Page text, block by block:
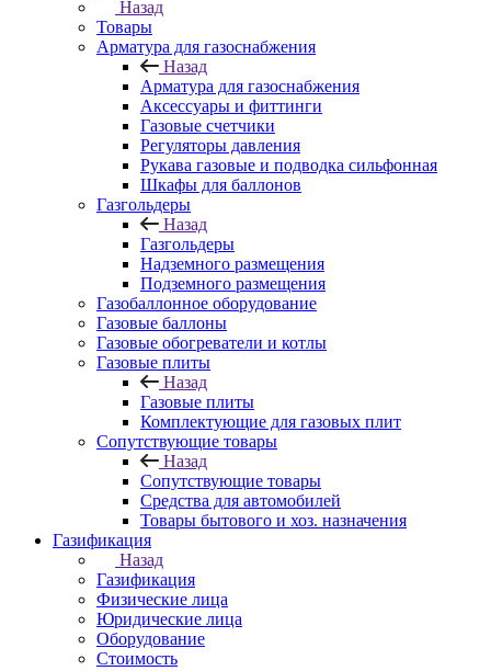
Назад
Товары
Арматура для газоснабжения
Назад
Арматура для газоснабжения
Аксессуары и фиттинги
Газовые счетчики
Регуляторы давления
Рукава газовые и подводка сильфонная
Шкафы для баллонов
Газгольдеры
Назад
Газгольдеры
Надземного размещения
Подземного размещения
Газобаллонное оборудование
Газовые баллоны
Газовые обогреватели и котлы
Газовые плиты
Назад
Газовые плиты
Комплектующие для газовых плит
Сопутствующие товары
Назад
Сопутствующие товары
Средства для автомобилей
Товары бытового и хоз. назначения
Газификация
Назад
Газификация
Физические лица
Юридические лица
Оборудование
Стоимость